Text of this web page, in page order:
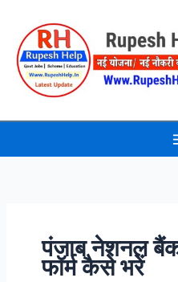
content
पंजाब नेशनल
फॉर्म कैसे भरें